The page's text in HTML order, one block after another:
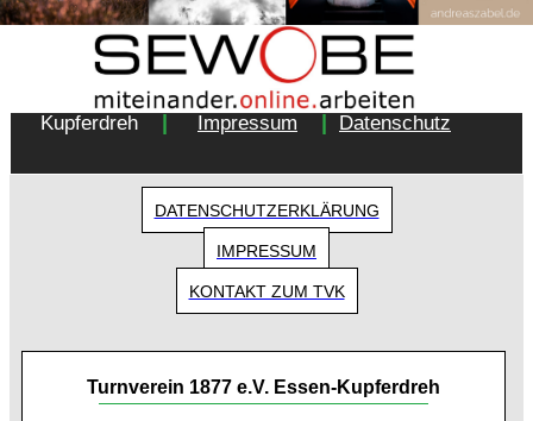
Copyright 2018 - Turnverein 1877 e.V. Essen-
Kupferdreh
| Impressum | Datenschutz
DATENSCHUTZERKLÄRUNG
IMPRESSUM
KONTAKT ZUM TVK
Turnverein 1877 e.V. Essen-Kupferdreh